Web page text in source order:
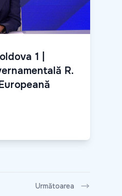
1 |
R.
Următoarea